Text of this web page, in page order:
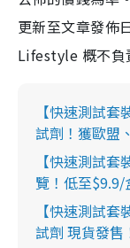
更新至文章發佈
Lifestyle 概不負
【快速測試
試劑！獲歐盟
【快速測試
覽！低至
【快速測試
試劑 現貨發售